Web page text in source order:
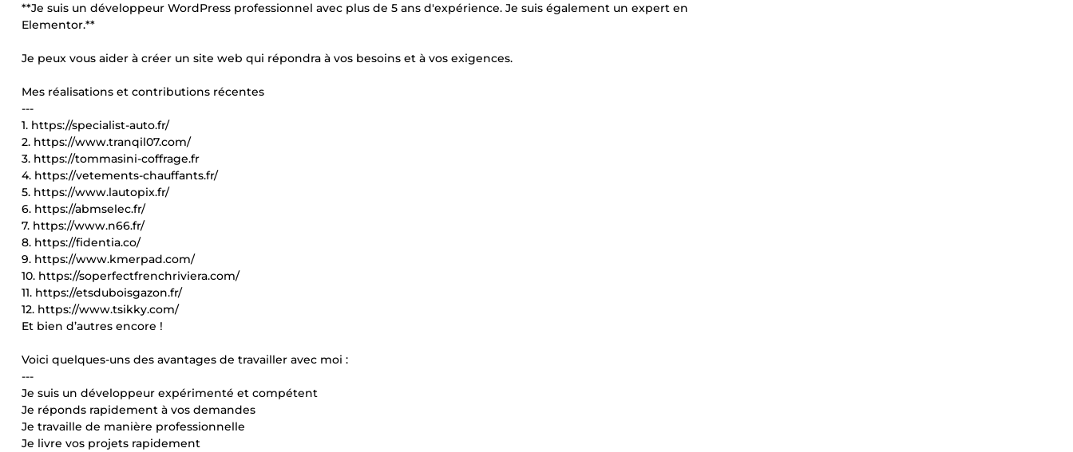
**Je suis un développeur WordPress professionnel avec plus de 5 ans d'expérience. Je suis également un expert en
Elementor.**
Je peux vous aider à créer un site web qui répondra à vos besoins et à vos exigences.
Mes réalisations et contributions récentes
---
1. https://specialist-auto.fr/
2. https://www.tranqil07.com/
3. https://tommasini-coffrage.fr
4. https://vetements-chauffants.fr/
5. https://www.lautopix.fr/
6. https://abmselec.fr/
7. https://www.n66.fr/
8. https://fidentia.co/
9. https://www.kmerpad.com/
10. https://soperfectfrenchriviera.com/
11. https://etsduboisgazon.fr/
12. https://www.tsikky.com/
Et bien d’autres encore !
Voici quelques-uns des avantages de travailler avec moi :
---
Je suis un développeur expérimenté et compétent
Je réponds rapidement à vos demandes
Je travaille de manière professionnelle
Je livre vos projets rapidement